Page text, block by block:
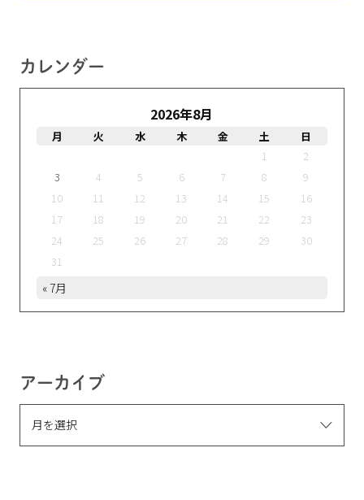
カレンダー
2026年8月
月 火 水 木 金 土
日
1
2
3
4 5 6 7 8
9
10
11 12 13 14 15
16
17
18 19 20 21 22
23
24
25 26 27 28 29
30
31
« 7月
アーカイブ